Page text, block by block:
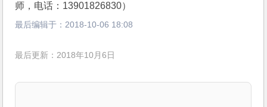
师，电话：13901826830）
最后编辑于： 2018-10-06 18:08
最后更新：2018年10月6日